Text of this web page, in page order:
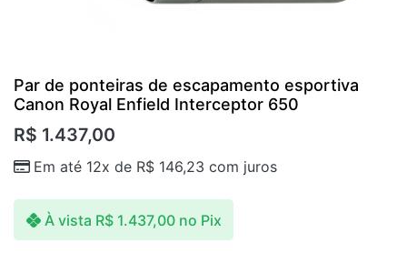
Par de ponteiras de escapamento esportiva
Canon Royal Enfield Interceptor 650
R$ 1.437,00
Em até 12x de R$ 146,23 com juros
À vista R$1.437,00 no Pix